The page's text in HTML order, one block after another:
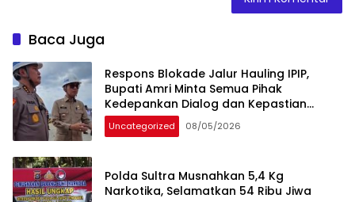
Baca Juga
Respons Blokade Jalur Hauling IPIP,
Bupati Amri Minta Semua Pihak
Kedepankan Dialog dan Kepastian
Hukum
Uncategorized 08/05/2026
Polda Sultra Musnahkan 5,4 Kg
Narkotika, Selamatkan 54 Ribu Jiwa